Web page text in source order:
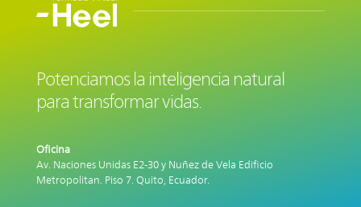
Potenciamos la inteligencia natural
para transformar vidas.
Oficina
Av. Naciones Unidas E2-30 y Nuñez de Vela Edificio
Metropolitan. Piso 7. Quito, Ecuador.